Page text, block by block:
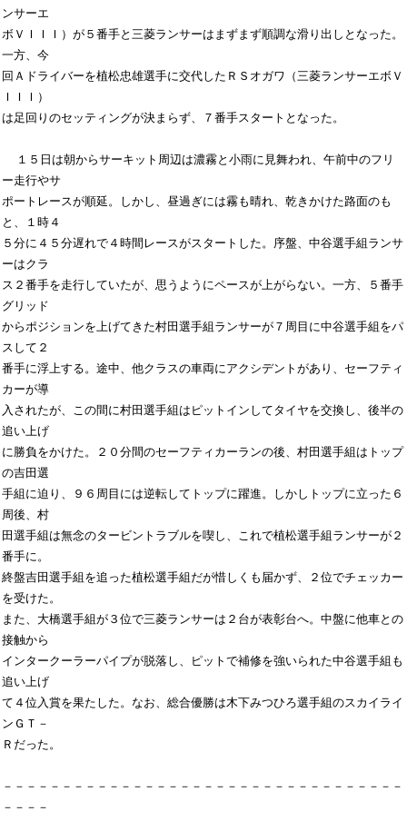
ンサーエ
ボＶＩＩＩ）が５番手と三菱ランサーはまずまず順調な滑り出しとなった。
一方、今
回Ａドライバーを植松忠雄選手に交代したＲＳオガワ（三菱ランサーエボＶ
ＩＩＩ）
は足回りのセッティングが決まらず、７番手スタートとなった。
ー走行やサ
ポートレースが順延。しかし、昼過ぎには霧も晴れ、乾きかけた路面のも
と、１時４
５分に４５分遅れで４時間レースがスタートした。序盤、中谷選手組ランサ
ーはクラ
ス２番手を走行していたが、思うようにペースが上がらない。一方、５番手
グリッド
からポジションを上げてきた村田選手組ランサーが７周目に中谷選手組をパ
スして２
番手に浮上する。途中、他クラスの車両にアクシデントがあり、セーフティ
カーが導
入されたが、この間に村田選手組はピットインしてタイヤを交換し、後半の
追い上げ
に勝負をかけた。２０分間のセーフティカーランの後、村田選手組はトップ
の吉田選
手組に迫り、９６周目には逆転してトップに躍進。しかしトップに立った６
周後、村
田選手組は無念のタービントラブルを喫し、これで植松選手組ランサーが２
番手に。
終盤吉田選手組を追った植松選手組だが惜しくも届かず、２位でチェッカー
を受けた。
また、大橋選手組が３位で三菱ランサーは２台が表彰台へ。中盤に他車との
接触から
インタークーラーパイプが脱落し、ピットで補修を強いられた中谷選手組も
追い上げ
て４位入賞を果たした。なお、総合優勝は木下みつひろ選手組のスカイライ
ンＧＴ－
Ｒだった。
－－－－－－－－－－－－－－－－－－－－－－－－－－－－－－－－－－
－－－－